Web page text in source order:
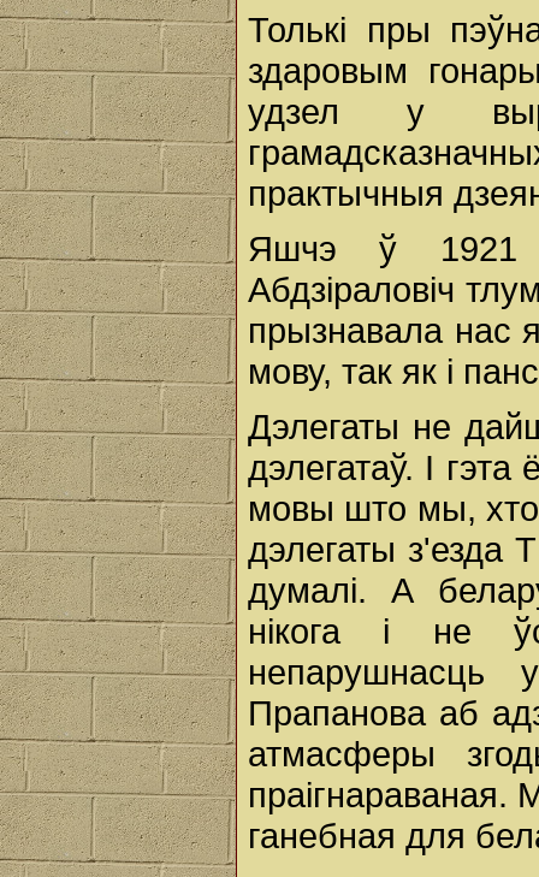
Толькі пры
здаровым
удзел у
практычныя
Яшчэ ў 1921
Абдзіраловіч
прызнавала нас
мову, так як і
Дэлегаты не
дэлегатаў. І
мовы што мы,
дэлегаты з'езда
думалі. А
нікога і не
непарушнасць
Прапанова аб
атмасферы
праігнараваная.
ганебная для